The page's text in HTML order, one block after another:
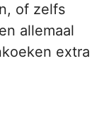
of zelfs
allemaal
extra